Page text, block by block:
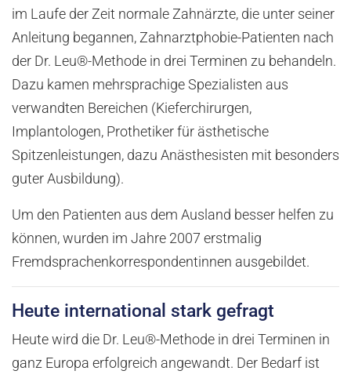
im Laufe der Zeit normale Zahnärzte, die unter seiner
Anleitung begannen, Zahnarztphobie-Patienten nach
der Dr. Leu®-Methode in drei Terminen zu behandeln.
Dazu kamen mehrsprachige Spezialisten aus
verwandten Bereichen (Kieferchirurgen,
Implantologen, Prothetiker für ästhetische
Spitzenleistungen, dazu Anästhesisten mit besonders
guter Ausbildung).
Um den Patienten aus dem Ausland besser helfen zu
können, wurden im Jahre 2007 erstmalig
Fremdsprachenkorrespondentinnen ausgebildet.
Heute international stark gefragt
Heute wird die Dr. Leu®-Methode in drei Terminen in
ganz Europa erfolgreich angewandt. Der Bedarf ist